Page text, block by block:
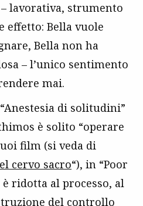
lavorativa, strumento
effetto: Bella vuole
Bella non ha
– l’unico sentimento
mai.
di solitudini”
è solito “operare
film (si veda di
cervo sacro“), in “Poor
è ridotta al processo, al
del controllo